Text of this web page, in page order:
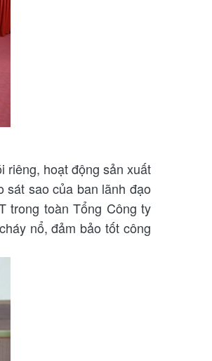
riêng, hoạt động sản xuất
sát sao của ban lãnh đạo
trong toàn Tổng Công ty
nổ, đảm bảo tốt công